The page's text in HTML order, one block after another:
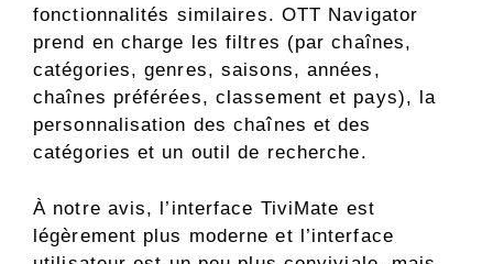
fonctionnalités similaires. OTT Navigator
prend en charge les filtres (par chaînes,
catégories, genres, saisons, années,
chaînes préférées, classement et pays), la
personnalisation des chaînes et des
catégories et un outil de recherche.
À notre avis, l’interface TiviMate est
légèrement plus moderne et l’interface